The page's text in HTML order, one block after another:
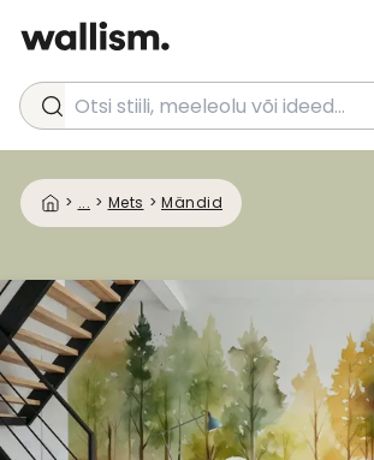
Otsi stiili, meeleolu või ideed...
> ... > Mets > Mändid